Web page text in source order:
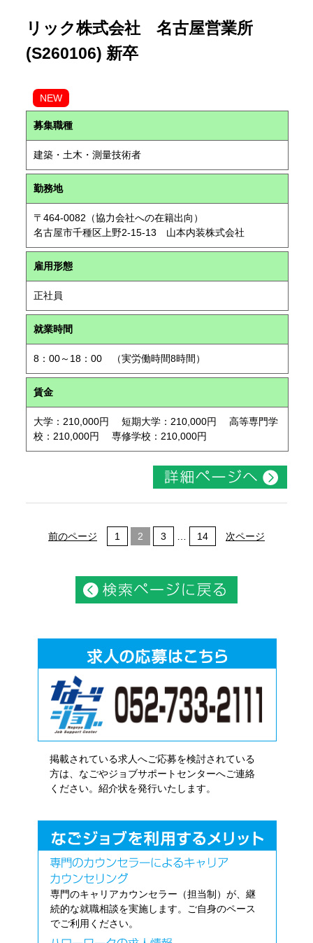
リック株式会社 名古屋営業所
(S260106) 新卒
NEW
募集職種
建築・土木・測量技術者
勤務地
〒464-0082（協力会社への在籍出向）
名古屋市千種区上野2-15-13 山本内装株式会社
雇用形態
正社員
就業時間
8：00～18：00 （実労働時間8時間）
賃金
大学：210,000円 短期大学：210,000円 高等専門学
校：210,000円 専修学校：210,000円
前のページ 1 2 3 14 次ページ
掲載されている求人へご応募を検討されている
方は、なごやジョブサポートセンターへご連絡
ください。紹介状を発行いたします。
専門のキャリアカウンセラー（担当制）が、継
続的な就職相談を実施します。ご自身のペース
でご利用ください。